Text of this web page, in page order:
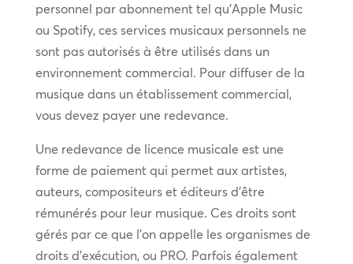
personnel par abonnement tel qu’Apple Music
ou Spotify, ces services musicaux personnels ne
sont pas autorisés à être utilisés dans un
environnement commercial. Pour diffuser de la
musique dans un établissement commercial,
vous devez payer une redevance.
Une redevance de licence musicale est une
forme de paiement qui permet aux artistes,
auteurs, compositeurs et éditeurs d’être
rémunérés pour leur musique. Ces droits sont
gérés par ce que l’on appelle les organismes de
droits d’exécution, ou PRO. Parfois également